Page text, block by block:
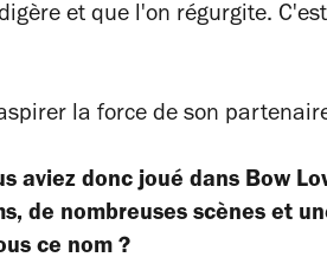
et que l'on régurgite.
la force de son
aviez donc joué dans Bow
de nombreuses scènes et
ce nom ?